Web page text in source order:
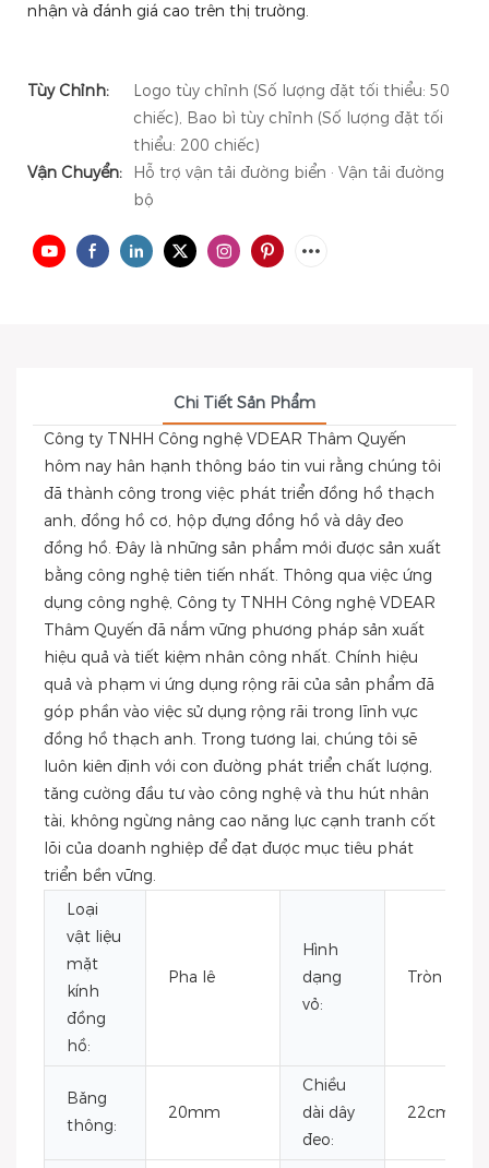
nhận và đánh giá cao trên thị trường.
Tùy Chỉnh:
Logo tùy chỉnh (Số lượng đặt tối thiểu: 50
chiếc), Bao bì tùy chỉnh (Số lượng đặt tối
thiểu: 200 chiếc)
Vận Chuyển:
Hỗ trợ vận tải đường biển · Vận tải đường
bộ
Chi Tiết Sản Phẩm
Công ty TNHH Công nghệ VDEAR Thâm Quyến
hôm nay hân hạnh thông báo tin vui rằng chúng tôi
đã thành công trong việc phát triển đồng hồ thạch
anh, đồng hồ cơ, hộp đựng đồng hồ và dây đeo
đồng hồ. Đây là những sản phẩm mới được sản xuất
bằng công nghệ tiên tiến nhất. Thông qua việc ứng
dụng công nghệ, Công ty TNHH Công nghệ VDEAR
Thâm Quyến đã nắm vững phương pháp sản xuất
hiệu quả và tiết kiệm nhân công nhất. Chính hiệu
quả và phạm vi ứng dụng rộng rãi của sản phẩm đã
góp phần vào việc sử dụng rộng rãi trong lĩnh vực
đồng hồ thạch anh. Trong tương lai, chúng tôi sẽ
luôn kiên định với con đường phát triển chất lượng,
tăng cường đầu tư vào công nghệ và thu hút nhân
tài, không ngừng nâng cao năng lực cạnh tranh cốt
lõi của doanh nghiệp để đạt được mục tiêu phát
triển bền vững.
Loại
vật liệu
mặt
kính
đồng
hồ:
Pha lê
Hình
dạng
vỏ:
Tròn
Băng
thông:
20mm
Chiều
dài dây
đeo:
22cm